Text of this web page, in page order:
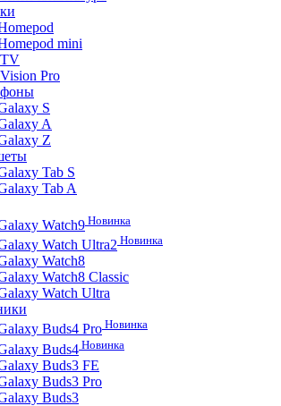
mini
Pro
S
A
Z
Tab S
Tab A
Watch9 Новинка
Watch Ultra2 Новинка
Watch8
Watch8 Classic
Watch Ultra
Buds4 Pro Новинка
Buds4 Новинка
Buds3 FE
Buds3 Pro
Buds3